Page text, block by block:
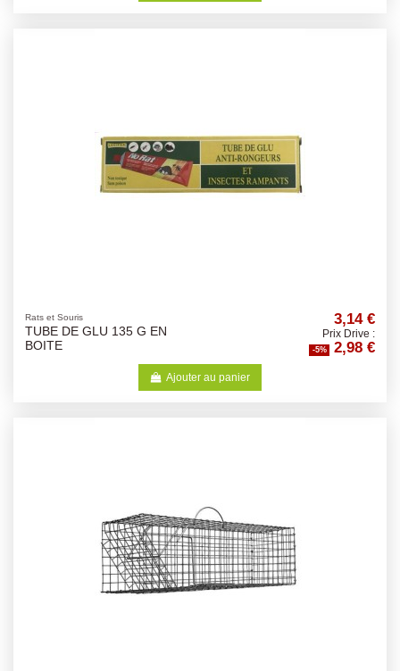
Rats et Souris
TUBE DE GLU 135 G EN
BOITE
3,14 €
Prix Drive :
-5% 2,98 €
Ajouter au panier